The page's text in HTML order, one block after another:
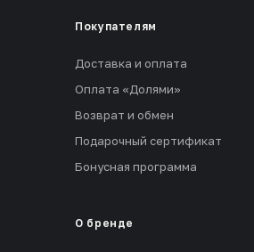
Покупателям
Доставка и оплата
Оплата «Долями»
Возврат и обмен
Подарочный сертификат
Бонусная программа
О бренде